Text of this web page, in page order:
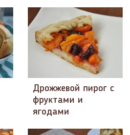
Дрожжевой пирог с
фруктами и
ягодами